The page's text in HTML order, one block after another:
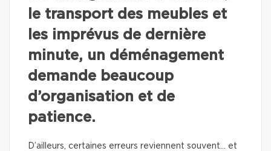
le transport des meubles et
les imprévus de dernière
minute, un déménagement
demande beaucoup
d’organisation et de
patience.
D’ailleurs, certaines erreurs reviennent souvent… et